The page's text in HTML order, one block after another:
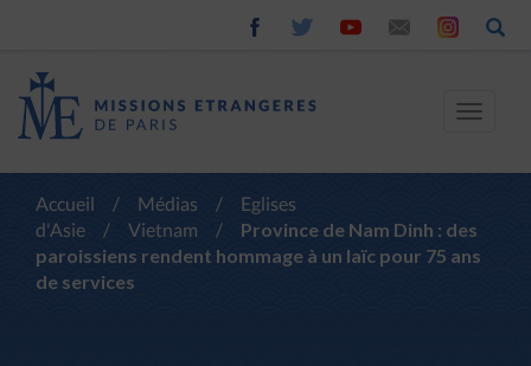
Toggle
Accueil / Médias /
Eglises
d'Asie
/ Vietnam /
Province de Nam Dinh : des
paroissiens rendent hommage à un laïc pour 75 ans
de services